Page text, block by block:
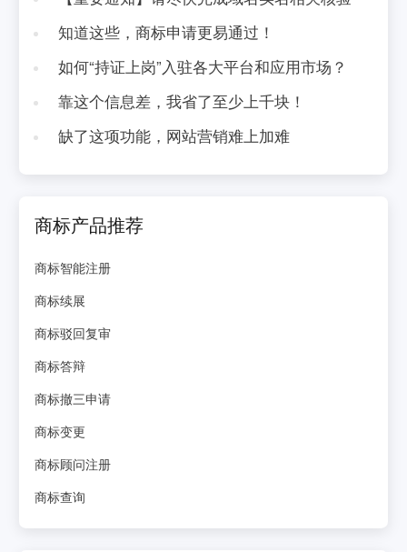
知道这些，商标申请更易通过！
如何“持证上岗”入驻各大平台和应用市场？
靠这个信息差，我省了至少上千块！
缺了这项功能，网站营销难上加难
商标产品推荐
商标智能注册
商标续展
商标驳回复审
商标答辩
商标撤三申请
商标变更
商标顾问注册
商标查询